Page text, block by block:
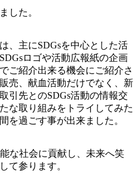
した。
、主にSDGsを中心とした活
ロゴや活動広報紙の企画
ご紹介出来る機会にご紹介さ
売、献血活動だけでなく、新
引先とのSDGs活動の情報交
な取り組みをトライしてみた
を過ごす事が出来ました。
な社会に貢献し、未来へ笑
て参ります。